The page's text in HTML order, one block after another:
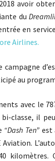
avoir
du
en
Airlines.
au
avec le
classe, il
“Dash Ten” est
Aviation.
kilomètres.